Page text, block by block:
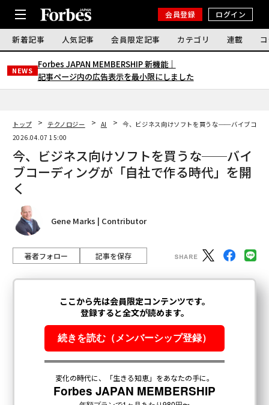
会員登録 ログイン
新着記事 人気記事 会員限定記事 カテゴリ 連載
NEWS
Forbes JAPAN MEMBERSHIP 新機能｜
記事ページ内の広告表示を最小限にしました
トップ テクノロジー AI
今、ビジネス向けソフトを買うな──バイブコー
2026.04.07 15:00
今、ビジネス向けソフトを買うな──バイ
ブコーディングが「自社で作る時代」を開
く
Gene Marks | Contributor
著者フォロー 記事を保存